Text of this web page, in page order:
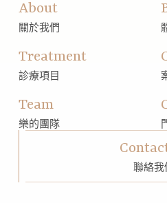
About
關於我們
Treatment
診療項目
Team
樂的團隊
聯絡我